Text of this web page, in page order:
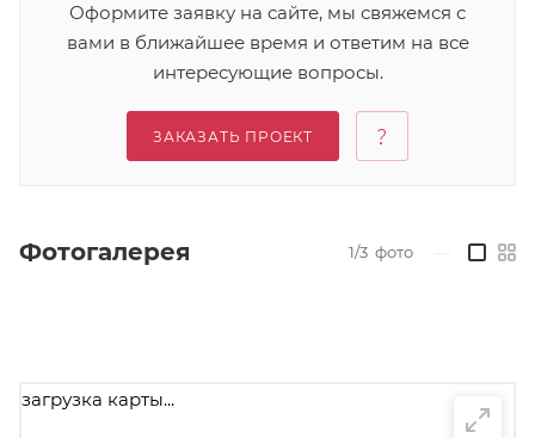
Оформите заявку на сайте, мы свяжемся с
вами в ближайшее время и ответим на все
интересующие вопросы.
ЗАКАЗАТЬ ПРОЕКТ
Фотогалерея 1/3 фото
загрузка карты...